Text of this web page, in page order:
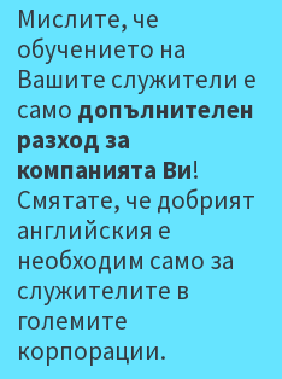
Мислите, че
обучението на
Вашите служители е
само допълнителен
разход за
компанията Ви!
Смятате, че добрият
английския е
необходим само за
служителите в
големите
корпорации.